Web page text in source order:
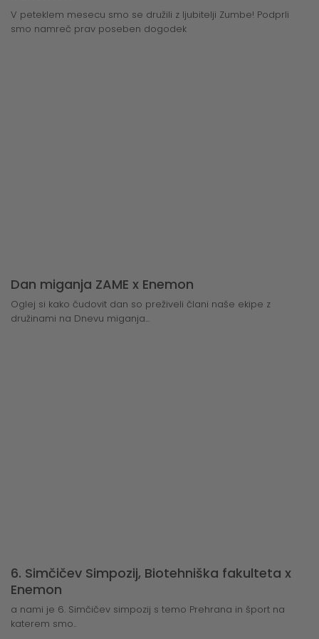
V peteklem mesecu smo se družili z ljubitelji Zumbe! Podprli
smo namreč prav poseben dogodek
Dan miganja ZAME x Enemon
Oglej si kako čudovit dan so preživeli člani naše ekipe z
družinami na Dnevu miganja...
6. Simčičev Simpozij, Biotehniška fakulteta x
Enemon
a nami je 6. Simčičev simpozij s temo Prehrana in šport na
katerem smo..